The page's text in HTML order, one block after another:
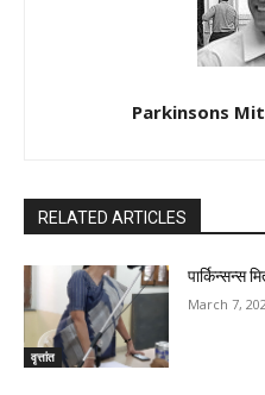
Parkinsons
RELATED ARTICLES
वृत्तांत
पार्किन्सन्स
March 7,